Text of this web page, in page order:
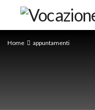
Home appuntamenti